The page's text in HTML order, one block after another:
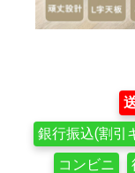
銀行振込(割引
コンビニ